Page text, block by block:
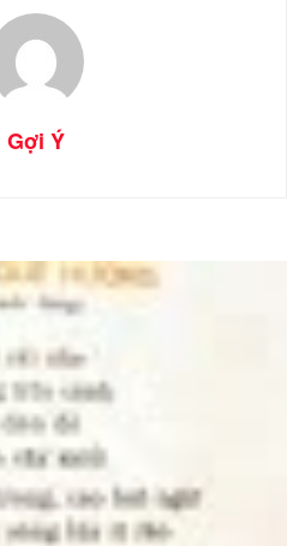
Gợi Ý